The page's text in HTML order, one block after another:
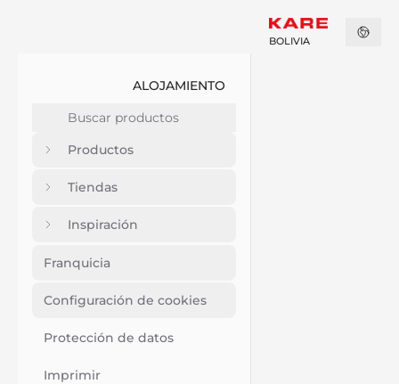
ALOJAMIENTO
Productos
Tiendas
Inspiración
Franquicia
Configuración de cookies
Protección de datos
Imprimir
BOLIVIA